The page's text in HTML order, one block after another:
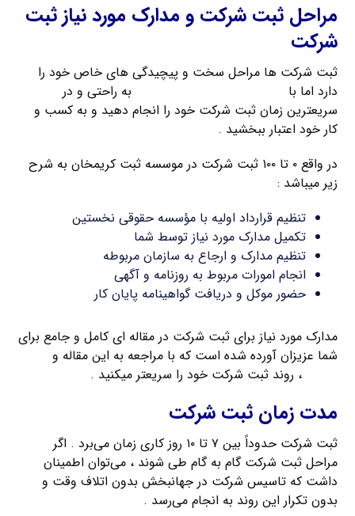
مراحل ثبت شرکت و مدارک مورد نیاز ثبت
شرکت
ثبت شرکت ها مراحل سخت و پیچیدگی های خاص خود را
دارد اما با
به راحتی و در
سریعترین زمان ثبت شرکت خود را انجام دهید و به کسب و
کار خود اعتبار ببخشید .
در واقع ۰ تا ۱۰۰ ثبت شرکت در موسسه ثبت کریمخان به شرح
زیر میباشد :
تنظیم قرارداد اولیه با مؤسسه حقوقی نخستین
تکمیل مدارک مورد نیاز توسط شما
تنظیم مدارک و ارجاع به سازمان مربوطه
انجام امورات مربوط به روزنامه و آگهی
حضور موکل و دریافت گواهینامه پایان کار
مدارک مورد نیاز برای ثبت شرکت در مقاله ای کامل و جامع برای
شما عزیزان آورده شده است که با مراجعه به این مقاله و
، روند ثبت شرکت خود را سریعتر میکنید .
مدت زمان ثبت شرکت
ثبت شرکت حدوداً بین ۷ تا ۱۰ روز کاری زمان می‌برد . اگر
مراحل ثبت شرکت گام به گام طی شوند ، می‌توان اطمینان
داشت که تاسیس شرکت در جهانبخش بدون اتلاف وقت و
بدون تکرار این روند به انجام می‌رسد .